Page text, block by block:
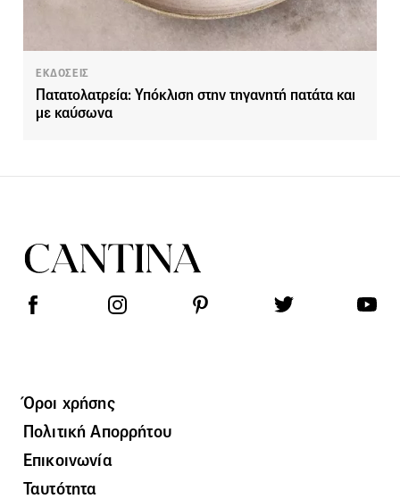
ΕΚΔΟΣΕΙΣ
Πατατολατρεία: Υπόκλιση στην τηγανητή πατάτα και
με καύσωνα
Όροι χρήσης
Πολιτική Απορρήτου
Επικοινωνία
Ταυτότητα